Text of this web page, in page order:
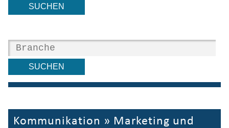
Kommunikation » Marketing und